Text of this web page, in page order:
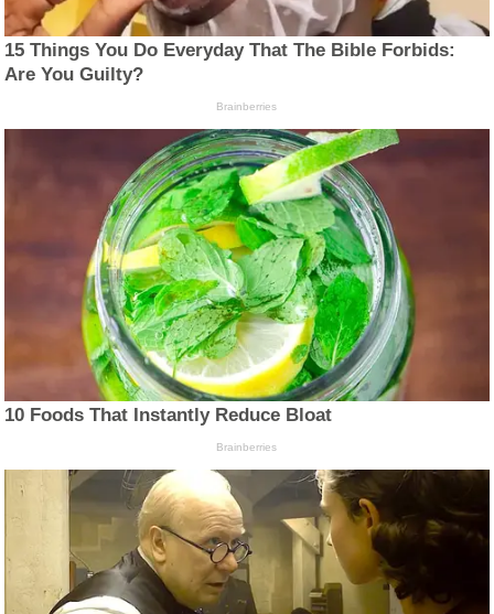
15 Things You Do Everyday That The Bible Forbids:
Are You Guilty?
Brainberries
10 Foods That Instantly Reduce Bloat
Brainberries